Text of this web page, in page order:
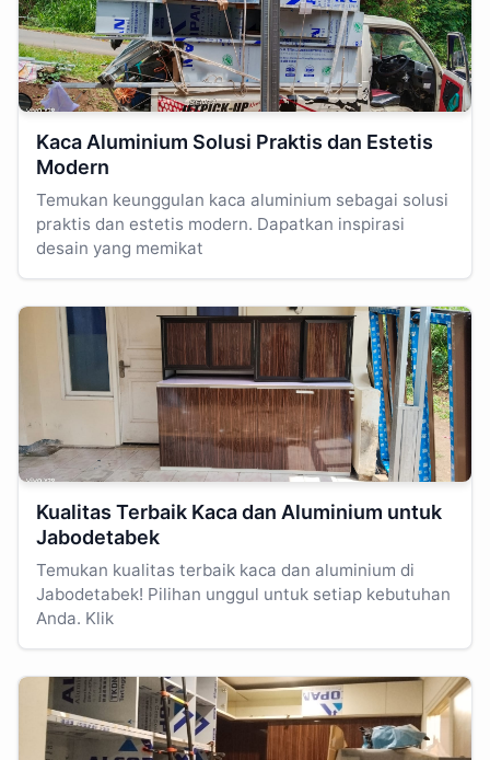
Kaca Aluminium Solusi Praktis dan Estetis
Modern
Temukan keunggulan kaca aluminium sebagai solusi
praktis dan estetis modern. Dapatkan inspirasi
desain yang memikat
Kualitas Terbaik Kaca dan Aluminium untuk
Jabodetabek
Temukan kualitas terbaik kaca dan aluminium di
Jabodetabek! Pilihan unggul untuk setiap kebutuhan
Anda. Klik